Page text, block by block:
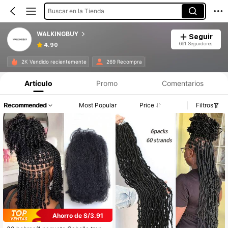
Buscar en la Tienda
WALKINGBUY
4.90
Seguir
661 Seguidores
2K Vendido recientemente 269 Recompra
Artículo Promo Comentarios
Recommended Most Popular Price Filtros
Ahorro de S/3.91